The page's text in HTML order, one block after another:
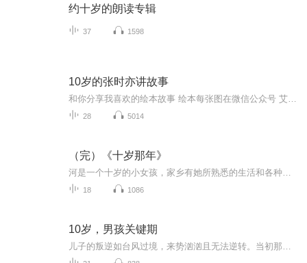
约十岁的朗读专辑
37 1598
10岁的张时亦讲故事
28 5014
（完）《十岁那年》
18 1086
10岁，男孩关键期